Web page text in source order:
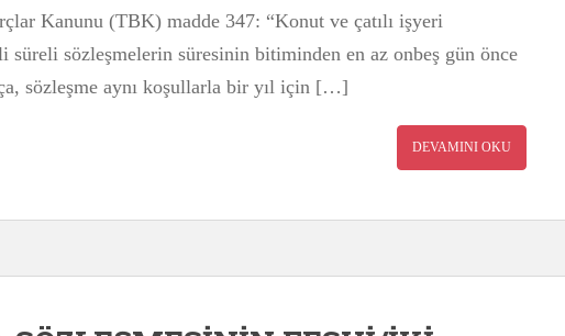
Kanunu (TBK) madde 347: “Konut ve çatılı işyeri
süreli sözleşmelerin süresinin bitiminden en az onbeş gün önce
sözleşme aynı koşullarla bir yıl için […]
DEVAMINI OKU